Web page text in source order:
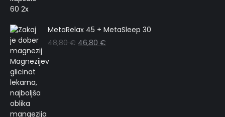
MetaRelax 45 + MetaSleep 30
48,80€ 46,80 €